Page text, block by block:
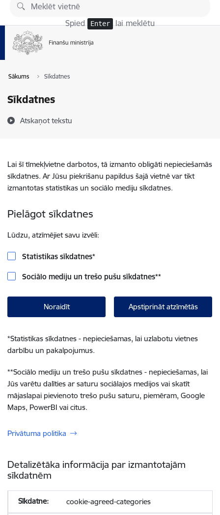
Pāriet uz lapas saturu
Spied Enter lai meklētu
Sākums Sīkdatnes
Sīkdatnes
Atskaņot tekstu
Lai šī tīmekļvietne darbotos, tā izmanto obligāti nepieciešamās
sīkdatnes. Ar Jūsu piekrišanu papildus šajā vietnē var tikt
izmantotas statistikas un sociālo mediju sīkdatnes.
Pielāgot sīkdatnes
Lūdzu, atzīmējiet savu izvēli:
Statistikas sīkdatnes*
Sociālo mediju un trešo pušu sīkdatnes**
Noraidīt Apstiprināt atzīmētās
*Statistikas sīkdatnes - nepieciešamas, lai uzlabotu vietnes
darbību un pakalpojumus.
**Sociālo mediju un trešo pušu sīkdatnes - nepieciešamas, lai
Jūs varētu dalīties ar saturu sociālajos medijos vai skatīt
mājaslapai pievienoto trešo pušu saturu, piemēram, Google
Maps, PowerBI vai citus.
Privātuma politika
Detalizētāka informācija par izmantotajām
sīkdatnēm
cookie-agreed-categories